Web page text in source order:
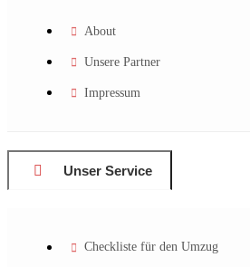
About
Unsere Partner
Impressum
Unser Service
Checkliste für den Umzug